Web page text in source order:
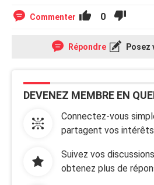
Commenter 0
Répondre Posez
DEVENEZ MEMBRE EN
Connectez-vous
partagent vos intérêts
Suivez vos
obtenez plus de